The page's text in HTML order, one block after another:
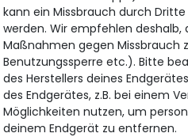
kann ein Missbrauch durch
werden. Wir empfehlen deshalb,
Maßnahmen gegen Missbrauch
Benutzungssperre etc.). Bitte
des Herstellers deines
des Endgerätes, z.B. bei einem
Möglichkeiten nutzen, um
deinem Endgerät zu entfernen.